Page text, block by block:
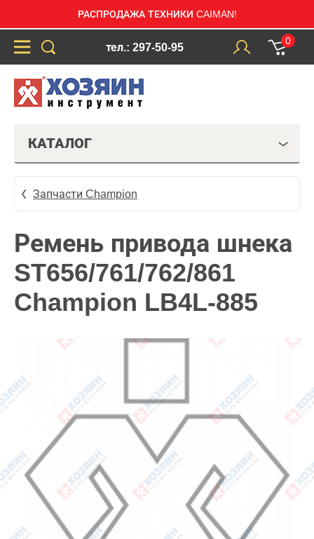
РАСПРОДАЖА ТЕХНИКИ CAIMAN!
тел.: 297-50-95
0
КАТАЛОГ
Запчасти Champion
Ремень привода шнека
ST656/761/762/861
Champion LB4L-885